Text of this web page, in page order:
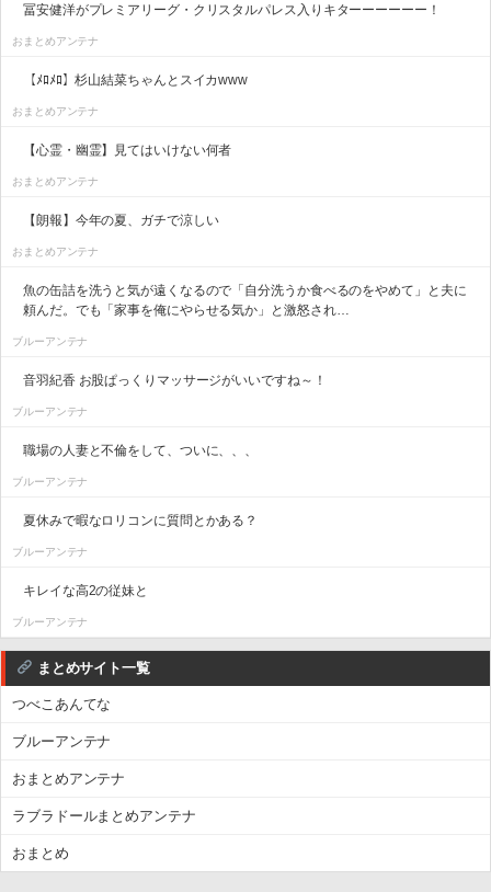
冨安健洋がプレミアリーグ・クリスタルパレス入りキターーーーーー！
おまとめアンテナ
【ﾒﾛﾒﾛ】杉山結菜ちゃんとスイカwww
おまとめアンテナ
【心霊・幽霊】見てはいけない何者
おまとめアンテナ
【朗報】今年の夏、ガチで涼しい
おまとめアンテナ
魚の缶詰を洗うと気が遠くなるので「自分洗うか食べるのをやめて」と夫に
頼んだ。でも「家事を俺にやらせる気か」と激怒され…
ブルーアンテナ
音羽紀香 お股ぱっくりマッサージがいいですね～！
ブルーアンテナ
職場の人妻と不倫をして、ついに、、、
ブルーアンテナ
夏休みで暇なロリコンに質問とかある？
ブルーアンテナ
キレイな高2の従妹と
ブルーアンテナ
まとめサイト一覧
つべこあんてな
ブルーアンテナ
おまとめアンテナ
ラブラドールまとめアンテナ
おまとめ